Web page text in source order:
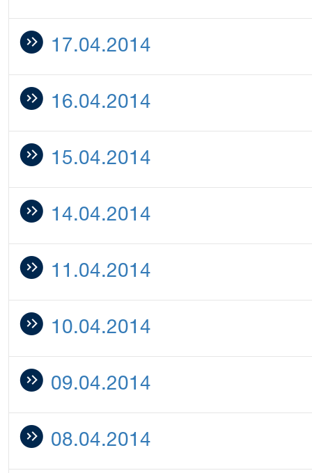
17.04.2014
16.04.2014
15.04.2014
14.04.2014
11.04.2014
10.04.2014
09.04.2014
08.04.2014